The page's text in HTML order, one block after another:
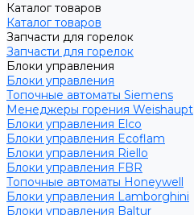
Каталог товаров
Каталог товаров
Запчасти для горелок
Запчасти для горелок
Блоки управления
Блоки управления
Топочные автоматы Siemens
Менеджеры горения Weishaupt
Блоки управления Elco
Блоки управления Ecoflam
Блоки управления Riello
Блоки управления FBR
Топочные автоматы Honeywell
Блоки управления Lamborghini
Блоки управления Baltur